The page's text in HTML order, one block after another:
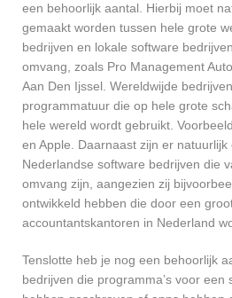
een behoorlijk aantal. Hierbij moet
gemaakt worden tussen hele grote
bedrijven en lokale software
omvang, zoals Pro Management
Aan Den Ijssel. Wereldwijde
programmatuur die op hele grote
hele wereld wordt gebruikt.
en Apple. Daarnaast zijn er
Nederlandse software bedrijven die
omvang zijn, aangezien zij
ontwikkeld hebben die door een
accountantskantoren in Nederland
Tenslotte heb je nog een behoorlijk
bedrijven die programma’s voor een